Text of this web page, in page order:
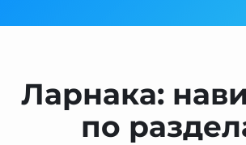
Ларнака:
по